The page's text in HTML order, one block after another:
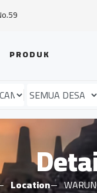
PRODUK
Location